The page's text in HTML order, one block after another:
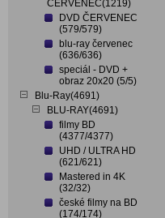
ČERVENEC(1219)
DVD ČERVENEC
(579/579)
blu-ray červenec
(636/636)
speciál - DVD +
obraz 20x20 (5/5)
Blu-Ray(4691)
BLU-RAY(4691)
filmy BD
(4377/4377)
UHD / ULTRA HD
(621/621)
Mastered in 4K
(32/32)
české filmy na BD
(174/174)